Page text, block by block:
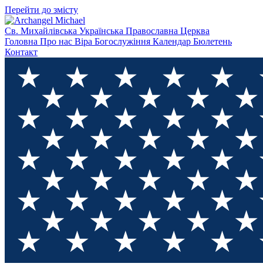
Перейти до змісту
Св. Михайлівська Українська Православна Церква
Головна Про нас Віра Богослужіння Календар Бюлетень
Контакт